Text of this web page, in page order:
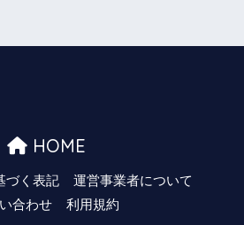
HOME
づく表記
運営事業者について
合わせ
利用規約